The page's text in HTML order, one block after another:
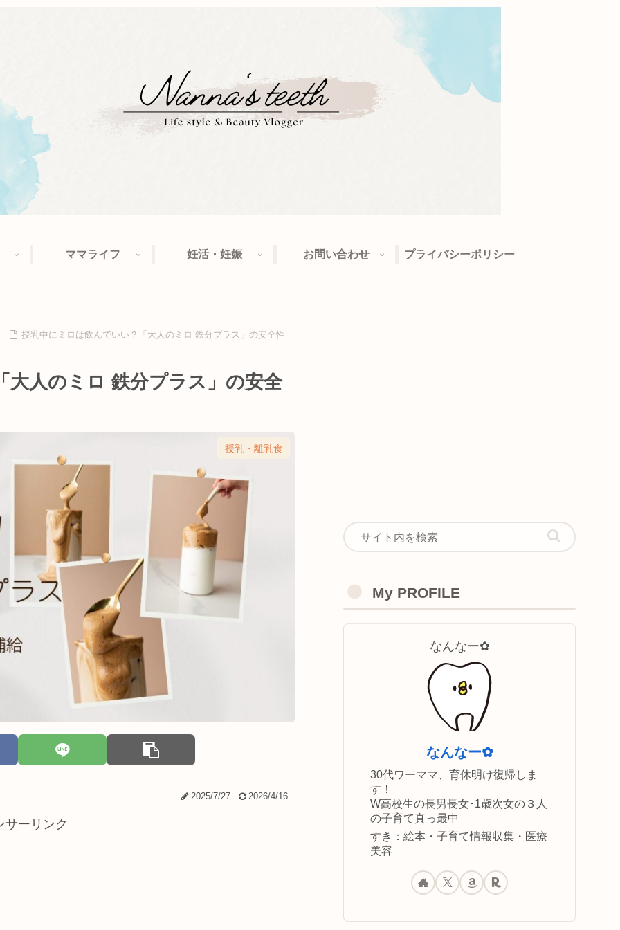
ママライフ 妊活・妊娠 お問い合わせ プライバシーポリシー
授乳中にミロは飲んでいい？「大人のミロ 鉄分プラス」の安全性
大人のミロ 鉄分プラス」の安全
授乳・離乳食
2025/7/27 2026/4/16
サーリンク
My PROFILE
なんなー✿
なんなー✿
30代ワーママ、育休明け復帰しま
す！
W高校生の長男長女･1歳次女の３人
の子育て真っ最中
すき：絵本・子育て情報収集・医療
美容